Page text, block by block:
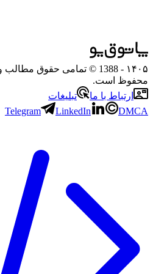
۱۴۰۵
- 1388 © تمامی حقوق
محفوظ است.
ارتباط با ما
تبلیغات
Telegram
LinkedIn DMCA